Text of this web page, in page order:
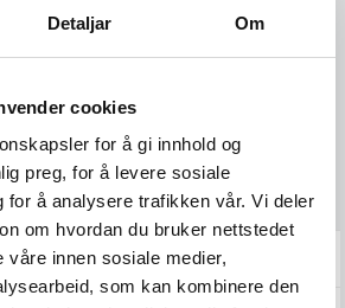
Detaljar Om
cookies
for å gi innhold og
preg, for å levere sosiale
for å analysere trafikken vår. Vi deler
om hvordan du bruker nettstedet
våre innen sosiale medier,
som kan kombinere den